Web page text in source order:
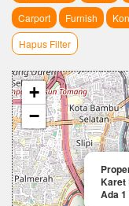
Carport
Furnish
Hapus Filter
Karet
Ada
+
−